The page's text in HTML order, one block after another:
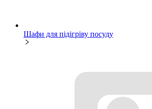
Шафи для підігріву посуду